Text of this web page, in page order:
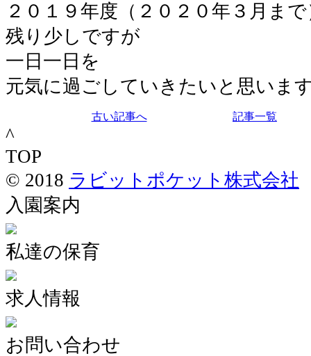
２０１９年度（２０２０年３月ま
残り少しですが
一日一日を
元気に過ごしていきたいと思いま
古い記事へ 記事一覧
^
TOP
© 2018 ラビットポケット株式会社
入園案内
私達の保育
求人情報
お問い合わせ